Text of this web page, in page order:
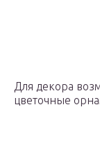
Для декора
цветочные